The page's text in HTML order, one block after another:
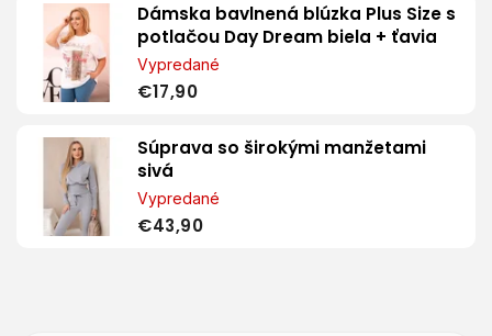
Dámska bavlnená blúzka Plus Size s
potlačou Day Dream biela + ťavia
Vypredané
€17,90
Súprava so širokými manžetami
sivá
Vypredané
€43,90